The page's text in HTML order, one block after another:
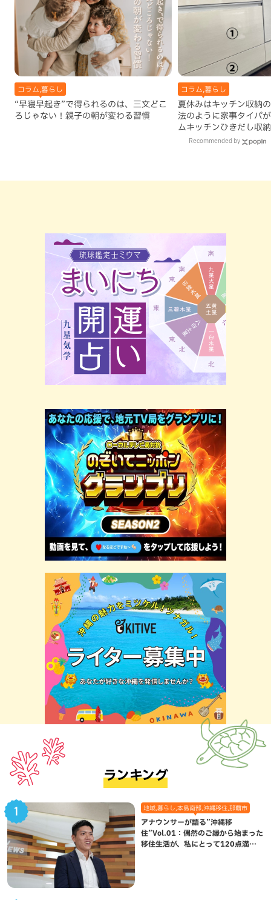
コラム,暮らし
“早寝早起き”で得られるのは、三文どこ
ろじゃない！親子の朝が変わる習慣
コラム,暮らし
夏休みはキッチン収納
法のように家事タイパ
ムキッチンひきだし収
Recommended by
ランキング
地域,暮らし,本島南部,沖縄移住,那覇市
アナウンサーが語る”沖縄移
住”Vol.01：偶然のご縁から始まった
移住生活が、私にとって120点満点